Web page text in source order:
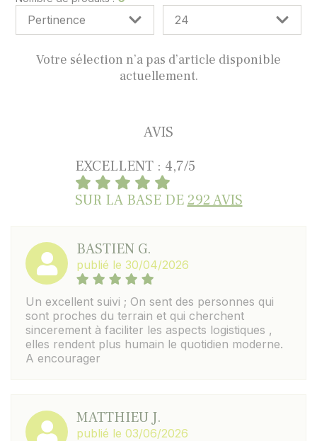
Votre sélection n’a pas d’article disponible
actuellement.
AVIS
EXCELLENT : 4,7/5
SUR LA BASE DE292 AVIS
BASTIEN G.
publié le 30/04/2026
Un excellent suivi ; On sent des personnes qui
sont proches du terrain et qui cherchent
sincerement à faciliter les aspects logistiques ,
elles rendent plus humain le quotidien moderne.
A encourager
MATTHIEU J.
publié le 03/06/2026